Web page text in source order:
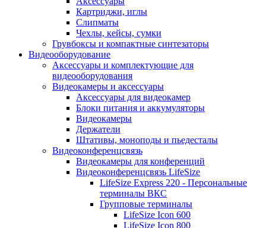
Картриджи, иглы
Слипматы
Чехлы, кейсы, сумки
Грувбоксы и компактные синтезаторы
Видеооборудование
Аксессуары и комплектующие для
видеооборудования
Видеокамеры и аксессуары
Аксессуары для видеокамер
Блоки питания и аккумуляторы
Видеокамеры
Держатели
Штативы, моноподы и пьедесталы
Видеоконференцсвязь
Видеокамеры для конференций
Видеоконференцсвязь LifeSize
LifeSize Express 220 - Персональные
терминалы ВКС
Групповые терминалы
LifeSize Icon 600
LifeSize Icon 800